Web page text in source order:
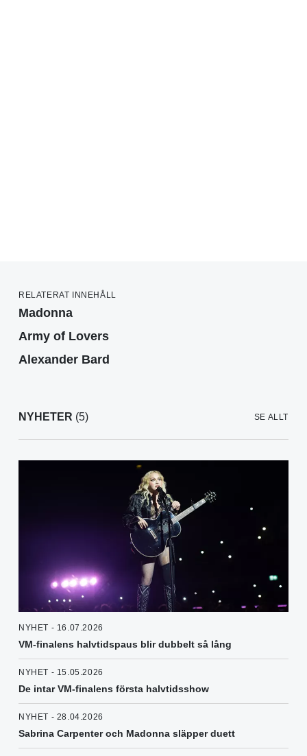
RELATERAT INNEHÅLL
Madonna
Army of Lovers
Alexander Bard
NYHETER (5) SE ALLT
NYHET - 16.07.2026
VM-finalens halvtidspaus blir dubbelt så lång
NYHET - 15.05.2026
De intar VM-finalens första halvtidsshow
NYHET - 28.04.2026
Sabrina Carpenter och Madonna släpper duett